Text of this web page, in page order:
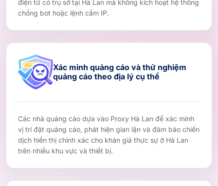
điện tử có trụ sở tại Hà Lan mà không kích hoạt hệ thống
chống bot hoặc lệnh cấm IP.
Xác minh quảng cáo và thử nghiệm
quảng cáo theo địa lý cụ thể
Các nhà quảng cáo dựa vào Proxy Hà Lan để xác minh
vị trí đặt quảng cáo, phát hiện gian lận và đảm bảo chiến
dịch hiển thị chính xác cho khán giả thực sự ở Hà Lan
trên nhiều khu vực và thiết bị.